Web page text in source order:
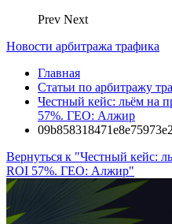
Prev Next
Новости арбитража трафика
Главная
Статьи по арбитражу
Честный кейс: льём на
57%. ГЕО: Алжир
Вернуться к "Честный кейс:
ROI 57%. ГЕО: Алжир"